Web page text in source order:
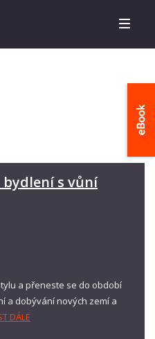
s vůní
a přeneste se do období
a dobývání nových zemí a
DÁLE